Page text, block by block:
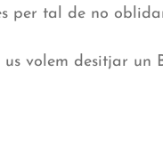
per tal de no
volem desitjar un